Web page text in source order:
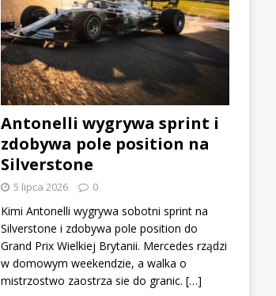
Antonelli wygrywa sprint i
zdobywa pole position na
Silverstone
5 lipca 2026 0
Kimi Antonelli wygrywa sobotni sprint na
Silverstone i zdobywa pole position do
Grand Prix Wielkiej Brytanii. Mercedes rządzi
w domowym weekendzie, a walka o
mistrzostwo zaostrza sie do granic. […]